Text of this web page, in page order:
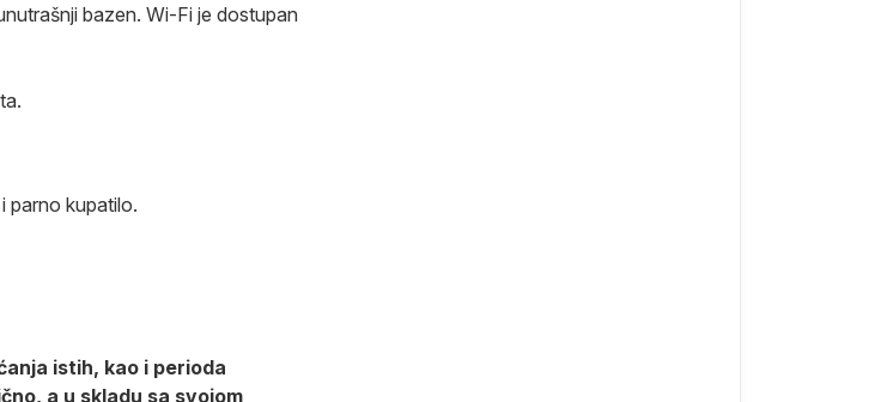
bazen. Wi-Fi je dostupan
parno kupatilo.
istih, kao i perioda
a u skladu sa svojom